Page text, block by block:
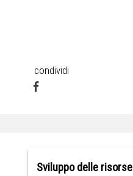
condividi
Sviluppo delle risorse